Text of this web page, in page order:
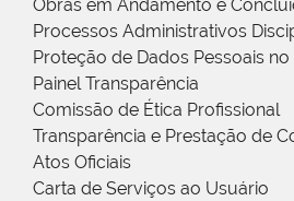
Obras em Andamento e
Processos Administrativos
Proteção de Dados Pessoais
Painel Transparência
Comissão de Ética Profissional
Transparência e Prestação de
Atos Oficiais
Carta de Serviços ao Usuário